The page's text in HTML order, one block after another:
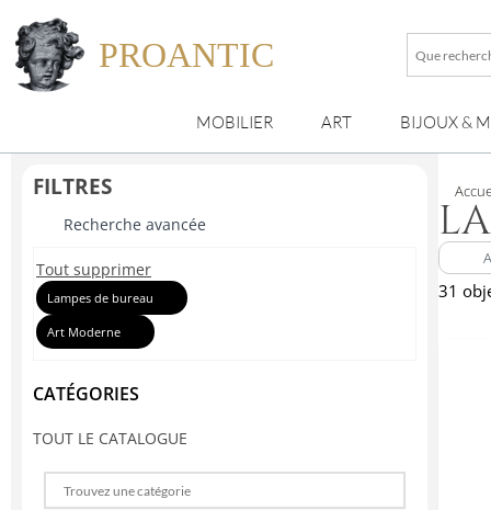
PROANTIC
Que
?
MOBILIER ART BIJOUX &
FILTRES
Recherche avancée
Tout supprimer
Lampes de bureau
Art Moderne
CATÉGORIES
TOUT LE CATALOGUE
Choose
31